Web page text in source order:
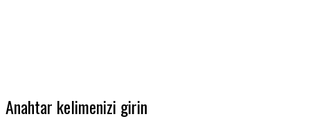
Anahtar kelimenizi girin